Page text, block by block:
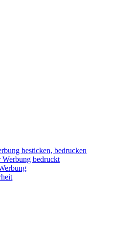
besticken, bedrucken
bedruckt